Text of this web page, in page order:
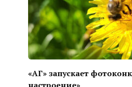
«АГ» запускает